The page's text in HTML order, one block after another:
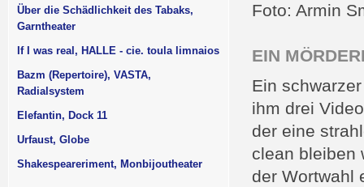
Foto: Armin
EIN
Ein
ihm drei
der eine
clean bleiben
der Wortwahl
Über die Schädlichkeit des Tabaks,
Garntheater
If I was real, HALLE - cie. toula limnaios
Bazm (Repertoire), VASTA,
Radialsystem
Elefantin, Dock 11
Urfaust, Globe
Shakespeareriment, Monbijoutheater